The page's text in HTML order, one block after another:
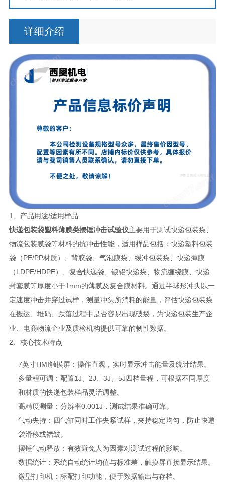
详细介绍
1、产品用途/适用样品
快递包装袋塑料薄膜类摆锤冲击试验仪主要用于测试快递包装袋、
物流包装膜袋等材料的抗冲击性能，适用样品包括：快递塑料包装
袋（PE/PP材质）、背胶袋、气泡膜袋、缓冲包装袋、快递薄膜
（LDPE/HDPE）、复合快递袋、镀铝快递袋、物流缠绕膜、快递
封套膜等厚度小于1mm的薄膜及复合膜材料。通过半球形冲头以一
定速度冲击并穿过试样，测量冲头所消耗的能量，评估快递包装袋
在搬运、堆码、跌落过程中是否容易出现破裂，为快递包装生产企
业、电商物流企业及质检机构提供可靠的韧性数据。
2、核心技术特点
7英寸HMI触摸屏：操作直观，实时显示冲击能量及统计结果。
多量程可调：配置1J、2J、3J、5J四档量程，可根据不同厚度
和材质的快递包装样品灵活调整。
高精度测量：分辨率0.001J，测试结果准确可靠。
气动夹持：四气缸同时工作夹紧试样，夹持稳定均匀，防止快递
袋滑移或褶皱。
摆锤气动释放：有效避免人为因素对测试过程的影响。
数据统计：系统自动统计均值与标准差，触摸屏直接显示结果。
微型打印机：标配打印功能，便于数据输出与存档。